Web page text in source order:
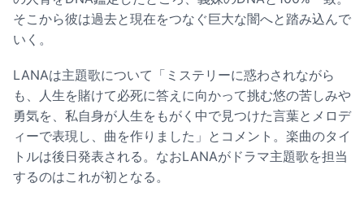
そこから彼は過去と現在をつなぐ巨大な闇へと踏み込んで
いく。
LANAは主題歌について「ミステリーに惑わされながら
も、人生を賭けて必死に答えに向かって挑む悠の苦しみや
勇気を、私自身が人生をもがく中で見つけた言葉とメロデ
ィーで表現し、曲を作りました」とコメント。楽曲のタイ
トルは後日発表される。なおLANAがドラマ主題歌を担当
するのはこれが初となる。